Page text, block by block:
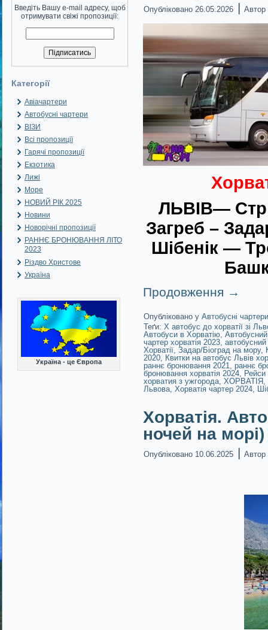
Введіть Вашу e-mail адресу, щоб
отримувати свіжі пропозиції:
Категорії
Авіачартери
Автобусні чартери
ВІЗИ
Всі пропозиції
Гарячі пропозиції
Екзотика
Лижі
Море
НОВИЙ РІК 2025
Новини
Новорічні пропозиції
РАННЄ БРОНЮВАННЯ ЛІТО
2023
Різдво Христове
Україна
Україна - це Європа
Опубліковано 26.05.2026 | Автор
ЛЬВІВ—
Загреб –
Шібенік —
Продовження →
Опубліковано у Автобусні чартери
Теґи: X автобус до хорватії зі
Автобуси в Хорватію,
чартер хорватія 2023, автобусний
Хорватії, Задар/Біоград на мору,
2020, Квитки на автобус Львів
раннє бронювання 2021, раннє
бронювання хорватія 2024, Рейси
хорватия з ужгорода, ХОРВАТІЯ ,
Львова, Хорватія чартер 2024,
Хорватія.
ночей на
Опубліковано 10.06.2025 | Автор